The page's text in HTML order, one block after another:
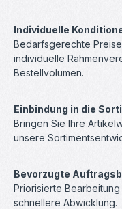
Individuelle
Bedarfsgerechte
individuelle
Bestellvolumen.
Einbindung in die
Bringen Sie Ihre
unsere
Bevorzugte
Priorisierte
schnellere Abwicklung.